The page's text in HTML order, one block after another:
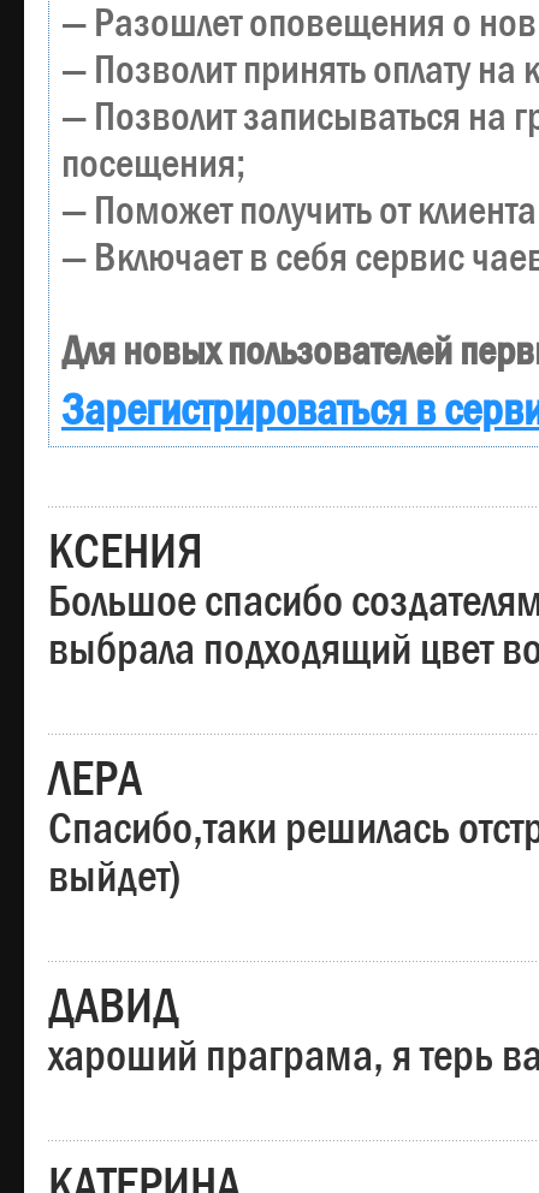
— Разошлет оповещения о
— Позволит принять оплату
— Позволит записываться на
посещения;
— Поможет получить от
— Включает в себя сервис
Для новых пользователей
Зарегистрироваться в
КСЕНИЯ
Большое спасибо
выбрала подходящий цвет
ЛЕРА
Спасибо,таки решилась
выйдет)
ДАВИД
хароший праграма, я терь